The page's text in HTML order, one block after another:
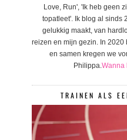
Love, Run', 'Ik heb geen
topatleet'. Ik blog al sinds
gelukkig maakt, van
reizen en mijn gezin. In 2020
en samen kregen we
Philippa.Wanna
TRAINEN ALS